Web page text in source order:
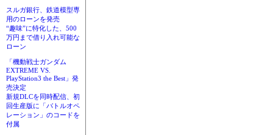
スルガ銀行、鉄道模型専
用のローンを発売
“趣味”に特化した、500
万円まで借り入れ可能な
ローン
「機動戦士ガンダム
EXTREME VS.
PlayStation3 the Best」発
売決定
新規DLCを同時配信、初
回生産版に「バトルオペ
レーション」のコードを
付属